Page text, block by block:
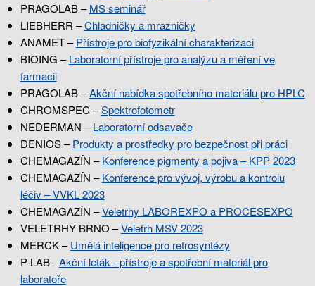
PRAGOLAB –MS seminář
LIEBHERR –Chladničky a mrazničky
ANAMET –Přístroje pro biofyzikální charakterizaci
BIOING –Laboratorní přístroje pro analýzu a měření ve
farmacii
PRAGOLAB –Akční nabídka spotřebního materiálu pro HPLC
CHROMSPEC –Spektrofotometr
NEDERMAN –Laboratorní odsavače
DENIOS –Produkty a prostředky pro bezpečnost při práci
CHEMAGAZÍN –Konference pigmenty a pojiva – KPP 2023
CHEMAGAZÍN –Konference pro vývoj, výrobu a kontrolu
léčiv – VVKL 2023
CHEMAGAZÍN –Veletrhy LABOREXPO a PROCESEXPO
VELETRHY BRNO –Veletrh MSV 2023
MERCK –Umělá inteligence pro retrosyntézy
P-LAB -Akční leták - přístroje a spotřební materiál pro
laboratoře